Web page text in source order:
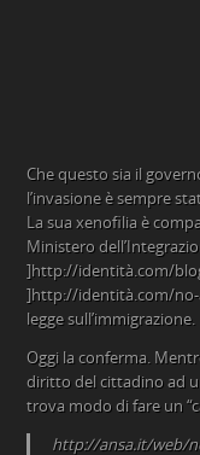
Che questo sia il
l’invasione è sempre
La sua xenofilia è
Ministero
]http://identità.com/
]http://identità.com/no-
legge sull’immigrazione.
Oggi la conferma.
diritto del cittadino ad
trova modo di fare un
http://ansa.it/web/